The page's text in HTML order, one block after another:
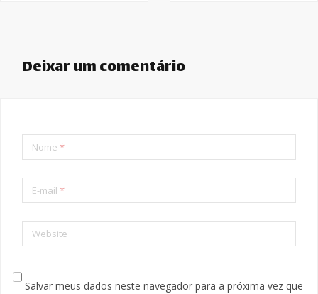
Deixar um comentário
Nome *
E-mail *
Website
Salvar meus dados neste navegador para a próxima vez que